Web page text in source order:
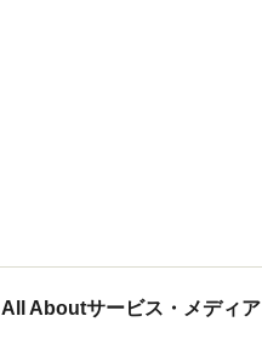
All Aboutサービス・メディア